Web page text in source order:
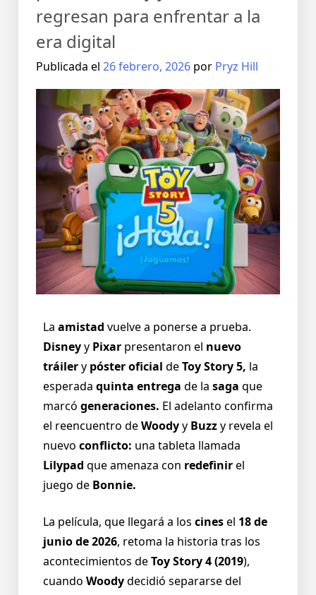
regresan para enfrentar a la
era digital
Publicada el 26 febrero, 2026 por Pryz Hill
La amistad vuelve a ponerse a prueba.
Disneyy Pixar presentaron el nuevo
tráilery póster oficial deToy Story 5, la
esperada quinta entrega de la saga que
marcó generaciones. El adelanto confirma
el reencuentro deWoodyy Buzzy revela el
nuevo conflicto: una tableta llamada
Lilypad que amenaza con redefinirel
juego de Bonnie.
La película, que llegará a los cinesel 18 de
junio de 2026, retoma la historia tras los
acontecimientos deToy Story 4 (2019),
cuando Woodydecidió separarse del